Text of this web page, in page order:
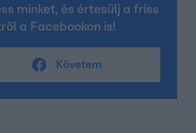
minket, és értesülj a friss
a Facebookon is!
Követem